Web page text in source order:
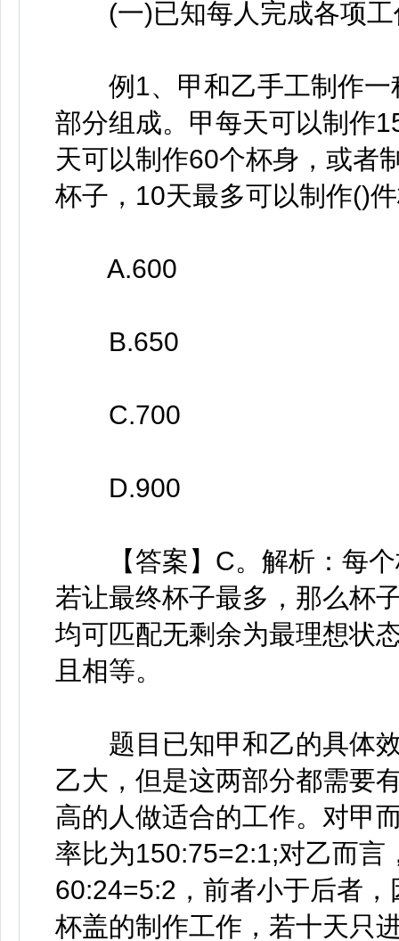
(一)已知每人完成各项工
例1、甲和乙手工制作一
部分组成。甲每天可以制作
天可以制作60个杯身，或者
杯子，10天最多可以制作()
A.600
B.650
C.700
D.900
【答案】C。解析：每个
若让最终杯子最多，那么杯
均可匹配无剩余为最理想状
且相等。
题目已知甲和乙的具体效
乙大，但是这两部分都需要
高的人做适合的工作。对甲
率比为150:75=2:1;对乙而言
60:24=5:2，前者小于后者
杯盖的制作工作，若十天只